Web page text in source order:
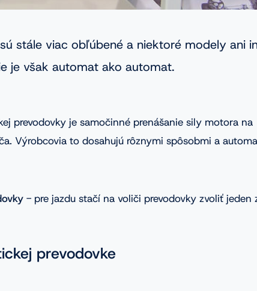
stále viac obľúbené a niektoré modely ani
je však automat ako automat.
prevodovky je samočinné prenášanie sily motora na
Výrobcovia to dosahujú rôznymi spôsobmi a
- pre jazdu stačí na voliči prevodovky zvoliť jeden
prevodovke